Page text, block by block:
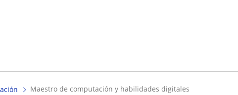
maestro de computación y habilidades digitales